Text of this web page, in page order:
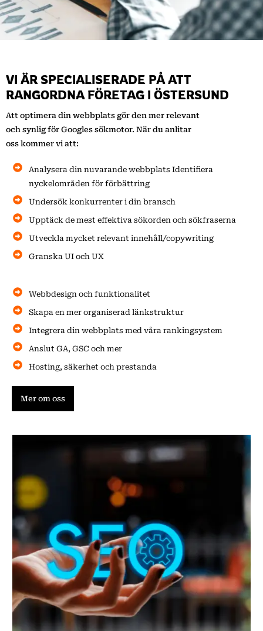
VI ÄR SPECIALISERADE PÅ ATT
RANGORDNA FÖRETAG I ÖSTERSUND
Att optimera din webbplats gör den mer relevant
och synlig för Googles sökmotor. När du anlitar
oss kommer vi att:
Analysera din nuvarande webbplats Identifiera
nyckelområden för förbättring
Undersök konkurrenter i din bransch
Upptäck de mest effektiva sökorden och sökfraserna
Utveckla mycket relevant innehåll/copywriting
Granska UI och UX
Webbdesign och funktionalitet
Skapa en mer organiserad länkstruktur
Integrera din webbplats med våra rankingsystem
Anslut GA, GSC och mer
Hosting, säkerhet och prestanda
Mer om oss